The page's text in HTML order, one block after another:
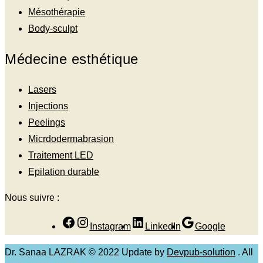
Mésothérapie
Body-sculpt
Médecine esthétique
Lasers
Injections
Peelings
Micrdodermabrasion
Traitement LED
Epilation durable
Nous suivre :
Instagram LinkedIn Google
Dr. Sanaa LAZRAK © 2022 Update by Devpub-solution . All